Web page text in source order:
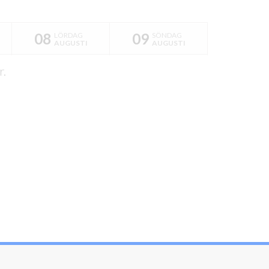
08 LÖRDAG
AUGUSTI
09 SÖNDAG
AUGUSTI